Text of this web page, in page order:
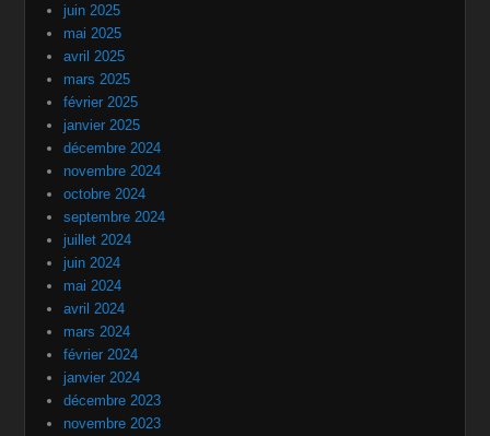
juin 2025
mai 2025
avril 2025
mars 2025
février 2025
janvier 2025
décembre 2024
novembre 2024
octobre 2024
septembre 2024
juillet 2024
juin 2024
mai 2024
avril 2024
mars 2024
février 2024
janvier 2024
décembre 2023
novembre 2023